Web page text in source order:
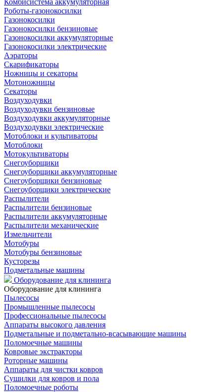
Комбисистема аккумуляторная
Роботы-газонокосилки
Газонокосилки
Газонокосилки бензиновые
Газонокосилки аккумуляторные
Газонокосилки электрические
Аэраторы
Скарификаторы
Ножницы и секаторы
Мотоножницы
Секаторы
Воздуходувки
Воздуходувки бензиновые
Воздуходувки аккумуляторные
Воздуходувки электрические
Мотоблоки и культиваторы
Мотоблоки
Мотокультиваторы
Снегоуборщики
Снегоуборщики аккумуляторные
Снегоуборщики бензиновые
Снегоуборщики электрические
Распылители
Распылители бензиновые
Распылители аккумуляторные
Распылители механические
Измельчители
Мотобуры
Мотобуры бензиновые
Кусторезы
Подметальные машины
Оборудование для клининга
Оборудование для клининга
Пылесосы
Промышленные пылесосы
Профессиональные пылесосы
Аппараты высокого давления
Подметальные и подметально-всасывающие машины
Поломоечные машины
Ковровые экстракторы
Роторные машины
Аппараты для чистки ковров
Сушилки для ковров и пола
Поломоечные роботы